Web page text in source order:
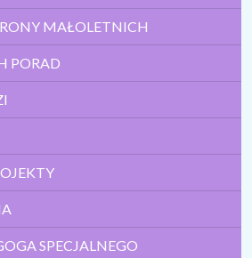
MAŁOLETNICH
PORAD
SPECJALNEGO